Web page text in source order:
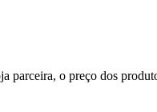
parceira, o preço dos